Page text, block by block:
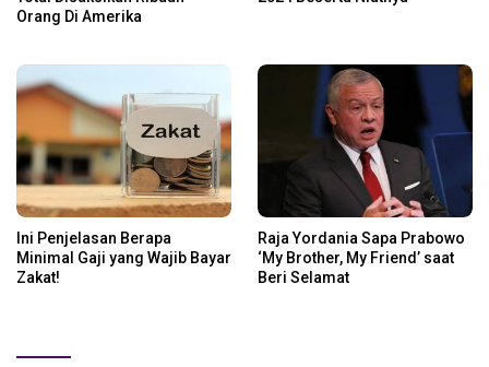
Orang Di Amerika
Ini Penjelasan Berapa
Minimal Gaji yang Wajib Bayar
Zakat!
Raja Yordania Sapa Prabowo
‘My Brother, My Friend’ saat
Beri Selamat